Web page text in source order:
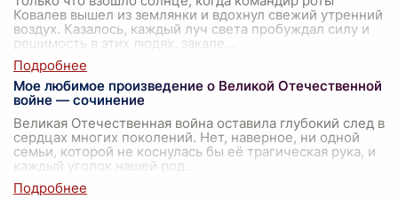
Ковалев вышел из землянки и вдохнул свежий утренний
воздух. Казалось, каждый луч света пробуждал силу и
решимость в этих людях, закале
Мое любимое произведение о Великой Отечественной
войне — сочинение
Великая Отечественная война оставила глубокий след в
сердцах многих поколений. Нет, наверное, ни одной
семьи, которой не коснулась бы её трагическая рука, и
каждый уголок нашей род